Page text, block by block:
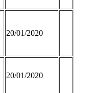
20/01/2020
20/01/2020